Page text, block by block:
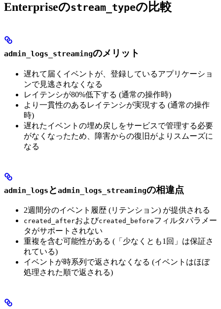
Enterpriseのstream_typeの比較
admin_logs_streamingのメリット
遅れて届くイベントが、登録しているアプリケーショ
ンで見逃されなくなる
レイテンシが80%低下する (通常の操作時)
より一貫性のあるレイテンシが実現する (通常の操作
時)
遅れたイベントの埋め戻しをサービスで管理する必要
がなくなったため、障害からの復旧がよりスムーズに
なる
admin_logs とadmin_logs_streamingの相違点
2週間分のイベント履歴 (リテンション) が提供される
created_afterおよびcreated_beforeフィルタパラメー
タがサポートされない
重複を含む可能性がある (「少なくとも1回」は保証さ
れている)
イベントが時系列で返されなくなる (イベントはほぼ
処理された順で返される)